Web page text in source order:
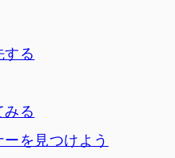
する
みる
を見つけよう